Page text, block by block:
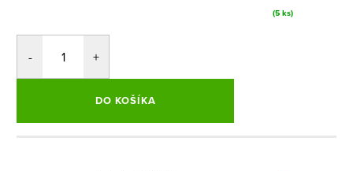
(5 ks)
DO KOŠÍKA